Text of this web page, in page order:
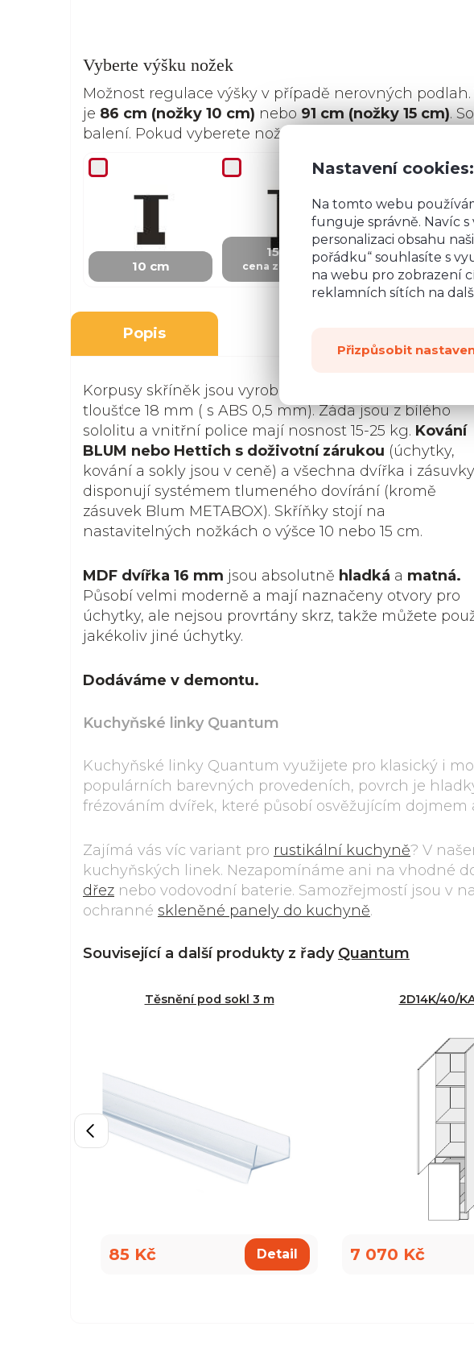
Vyberte výšku nožek
Možnost regulace výšky v případě nerovných podlah.
je 86 cm (nožky 10 cm) nebo 91 cm (nožky 15 cm).
balení. Pokud vyberete nožky 15 cm, budeme vás
10 cm
15 cm
cena za skříňku
+ 100 Kč
Popis
Korpusy skříněk jsou vyrobené z kvalitní LTD desky o
tloušťce 18 mm ( s ABS 0,5 mm). Záda jsou z bílého
sololitu a vnitřní police mají nosnost 15-25 kg. Kování
BLUM nebo Hettich s doživotní zárukou (úchytky,
kování a sokly jsou v ceně) a všechna dvířka i zásuvky
disponují systémem tlumeného dovírání (kromě
zásuvek Blum METABOX). Skříňky stojí na
nastavitelných nožkách o výšce 10 nebo 15 cm.
MDF dvířka 16 mm jsou absolutně hladká a matná.
Působí velmi moderně a mají naznačeny otvory pro
úchytky, ale nejsou provrtány skrz, takže můžete
jakékoliv jiné úchytky.
Dodáváme v demontu.
Kuchyňské linky Quantum
Kuchyňské linky Quantum využijete pro klasický i
populárních barevných provedeních, povrch je
frézováním dvířek, které působí osvěžujícím dojmem
Zajímá vás víc variant pro rustikální kuchyně? V
kuchyňských linek. Nezapomínáme ani na vhodné
dřez nebo vodovodní baterie. Samozřejmostí jsou v
ochranné skleněné panely do kuchyně.
Související a další produkty z řady Quantum
Těsnění pod sokl 3 m
85 Kč Detail
2D14K/40/
7 070 Kč
Nastavení
Na tomto webu
funguje správně. Navíc
personalizaci obsahu
pořádku“ souhlasíte s
na webu pro zobrazení
reklamních sítích na
Přizpůsobit